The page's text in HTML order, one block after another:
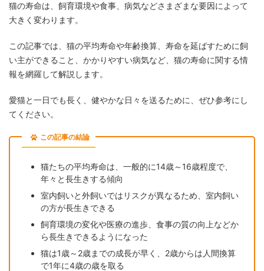
猫の寿命は、飼育環境や食事、病気などさまざまな要因によって
大きく変わります。
この記事では、猫の平均寿命や年齢換算、寿命を延ばすために飼
い主ができること、かかりやすい病気など、猫の寿命に関する情
報を網羅して解説します。
愛猫と一日でも長く、健やかな日々を送るために、ぜひ参考にし
てください。
この記事の結論
猫たちの平均寿命は、一般的に14歳～16歳程度で、
年々と長生きする傾向
室内飼いと外飼いではリスクが異なるため、室内飼い
の方が長生きできる
飼育環境の変化や医療の進歩、食事の質の向上などか
ら長生きできるようになった
猫は1歳～2歳までの成長が早く、2歳からは人間換算
で1年に4歳の歳を取る